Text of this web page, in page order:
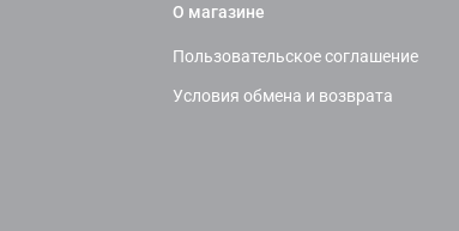
О магазине
Пользовательское соглашение
Условия обмена и возврата